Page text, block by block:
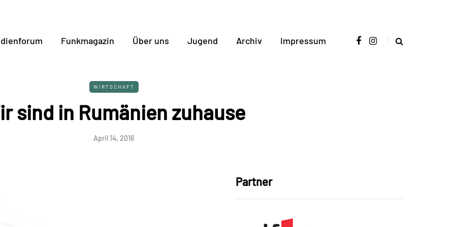
Funkmagazin Über uns Jugend Archiv Impressum
WIRTSCHAFT
sind in Rumänien zuhause
April 14, 2016
Partner